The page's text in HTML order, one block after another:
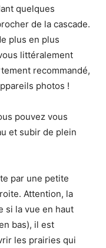
quelques
de la cascade.
plus en plus
littéralement
recommandé,
photos !
pouvez vous
et subir de plein
par une petite
Attention, la
si la vue en haut
bas), il est
les prairies qui